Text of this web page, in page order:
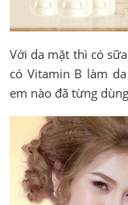
Với da mặt thì có
có Vitamin B làm
em nào đã từng